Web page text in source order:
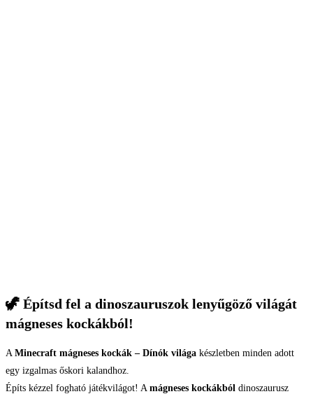
🦖 Építsd fel a dinoszauruszok lenyűgöző világát
mágneses kockákból!
A Minecraft mágneses kockák – Dínók világa készletben minden adott
egy izgalmas őskori kalandhoz.
Építs kézzel fogható játékvilágot! A mágneses kockákból dinoszaurusz